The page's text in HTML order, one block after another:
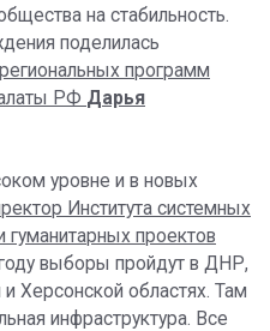
на стабильность.
поделилась
программ
РФ Дарья
уровне и в новых
Института системных
гуманитарных проектов
выборы пройдут в ДНР,
Херсонской областях. Там
инфраструктура. Все